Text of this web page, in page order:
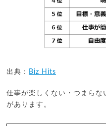
出典： Biz Hits
仕事が楽しくない・つまらな
があります。